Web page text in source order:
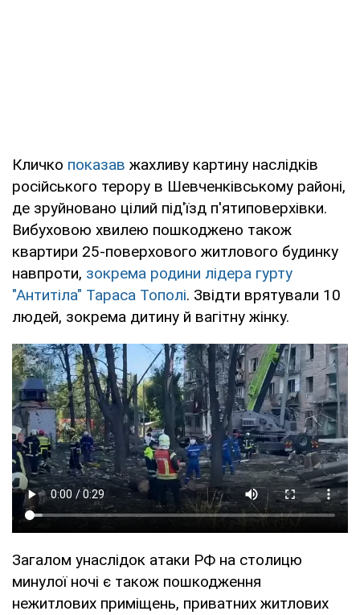
Кличко показав жахливу картину наслідків
російського терору в Шевченківському районі,
де зруйновано цілий під'їзд п'ятиповерхівки.
Вибуховою хвилею пошкоджено також
квартири 25-поверхового житлового будинку
навпроти, зокрема родини лідера гурту
"Антитіла" Тараса Тополі. Звідти врятували 10
людей, зокрема дитину й вагітну жінку.
Загалом унаслідок атаки РФ на столицю
минулої ночі є також пошкодження
нежитлових приміщень, приватних житлових